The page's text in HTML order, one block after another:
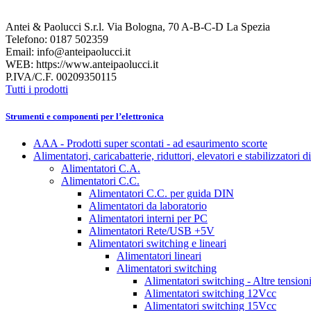
Antei & Paolucci S.r.l. Via Bologna, 70 A-B-C-D La Spezia
Telefono: 0187 502359
Email: info@anteipaolucci.it
WEB: https://www.anteipaolucci.it
P.IVA/C.F. 00209350115
Tutti i prodotti
Strumenti e componenti per l’elettronica
AAA - Prodotti super scontati - ad esaurimento scorte
Alimentatori, caricabatterie, riduttori, elevatori e stabilizzatori
Alimentatori C.A.
Alimentatori C.C.
Alimentatori C.C. per guida DIN
Alimentatori da laboratorio
Alimentatori interni per PC
Alimentatori Rete/USB +5V
Alimentatori switching e lineari
Alimentatori lineari
Alimentatori switching
Alimentatori switching - Altre tensioni
Alimentatori switching 12Vcc
Alimentatori switching 15Vcc